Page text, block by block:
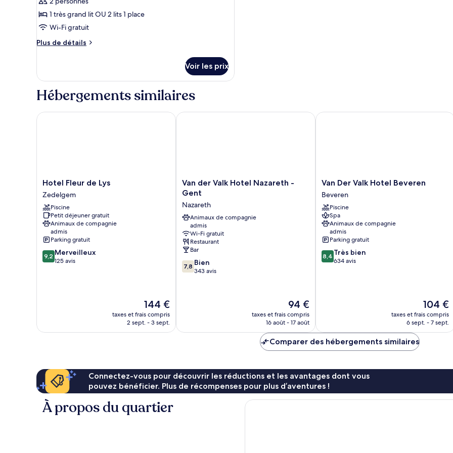
type
de
chambre :
Chambre
ou
avec
lits
jumeaux
1 très grand lit OU 2 lits 1 place
Wi-Fi gratuit
Plus de détails
Plus
le
type
de
Chambre
Voir les prix
Hébergements similaires
Hotel
Fleur
de
Lys
Zedelgem
Hotel Fleur de Lys
Zedelgem
Piscine
Petit déjeuner gratuit
Animaux de compagnie
admis
Parking gratuit
9.2
sur
9,2 Merveilleux
125 avis
Le
nouveau
prix
144 €
taxes et frais compris
2 sept. - 3 sept.
Hotel Fleur de Lys
Van
der
Hotel
Nazareth
Gent
Nazareth
Van der Valk Hotel Nazareth -
Gent
Nazareth
Animaux de compagnie
admis
Wi-Fi gratuit
Restaurant
Bar
7.8
sur
7,8 Bien
343 avis
Le
nouveau
prix
de
94 €
94 €
taxes et frais compris
16 août - 17 août
Van der Valk Hotel Nazareth - Gent
Van
Der
Valk
Hotel
Beveren
Beveren
Van Der Valk Hotel Beveren
Beveren
Piscine
Spa
Animaux de compagnie
admis
Parking gratuit
8.4
sur
8,4 Très bien
634 avis
Le
nouveau
prix
104 €
taxes et frais compris
6 sept. - 7 sept.
Van Der Valk Hotel Beveren
Comparer des hébergements similaires
Connectez-vous pour découvrir les réductions et les avantages dont vous
pouvez bénéficier. Plus de récompenses pour plus d’aventures !
À propos du quartier